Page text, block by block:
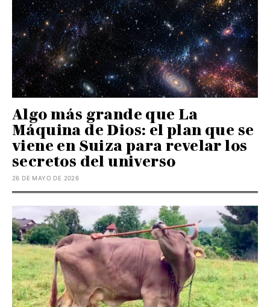
Algo más grande que La
Máquina de Dios: el plan que se
viene en Suiza para revelar los
secretos del universo
26 DE MAYO DE 2026